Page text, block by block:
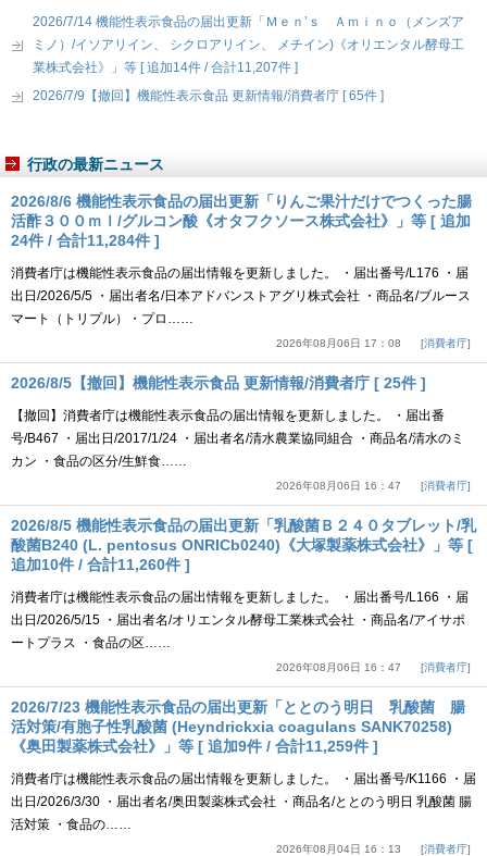
2026/7/14 機能性表示食品の届出更新「Ｍｅｎ’ｓ Ａｍｉｎｏ（メンズア
ミノ）/イソアリイン、 シクロアリイン、 メチイン)《オリエンタル酵母工
業株式会社》」等 [ 追加14件 / 合計11,207件 ]
2026/7/9【撤回】機能性表示食品 更新情報/消費者庁 [ 65件 ]
行政の最新ニュース
2026/8/6 機能性表示食品の届出更新「りんご果汁だけでつくった腸
活酢３００ｍｌ/グルコン酸《オタフクソース株式会社》」等 [ 追加
24件 / 合計11,284件 ]
消費者庁は機能性表示食品の届出情報を更新しました。 ・届出番号/L176 ・届
出日/2026/5/5 ・届出者名/日本アドバンストアグリ株式会社 ・商品名/ブルース
マート（トリプル）・プロ……
2026年08月06日 17：08 消費者庁
2026/8/5【撤回】機能性表示食品 更新情報/消費者庁 [ 25件 ]
【撤回】消費者庁は機能性表示食品の届出情報を更新しました。 ・届出番
号/B467 ・届出日/2017/1/24 ・届出者名/清水農業協同組合 ・商品名/清水のミ
カン ・食品の区分/生鮮食……
2026年08月06日 16：47 消費者庁
2026/8/5 機能性表示食品の届出更新「乳酸菌Ｂ２４０タブレット/乳
酸菌B240 (L. pentosus ONRICb0240)《大塚製薬株式会社》」等 [
追加10件 / 合計11,260件 ]
消費者庁は機能性表示食品の届出情報を更新しました。 ・届出番号/L166 ・届
出日/2026/5/15 ・届出者名/オリエンタル酵母工業株式会社 ・商品名/アイサポ
ートプラス ・食品の区……
2026年08月06日 16：47 消費者庁
2026/7/23 機能性表示食品の届出更新「ととのう明日 乳酸菌 腸
活対策/有胞子性乳酸菌 (Heyndrickxia coagulans SANK70258)
《奥田製薬株式会社》」等 [ 追加9件 / 合計11,259件 ]
消費者庁は機能性表示食品の届出情報を更新しました。 ・届出番号/K1166 ・届
出日/2026/3/30 ・届出者名/奥田製薬株式会社 ・商品名/ととのう明日 乳酸菌 腸
活対策 ・食品の……
2026年08月04日 16：13 消費者庁